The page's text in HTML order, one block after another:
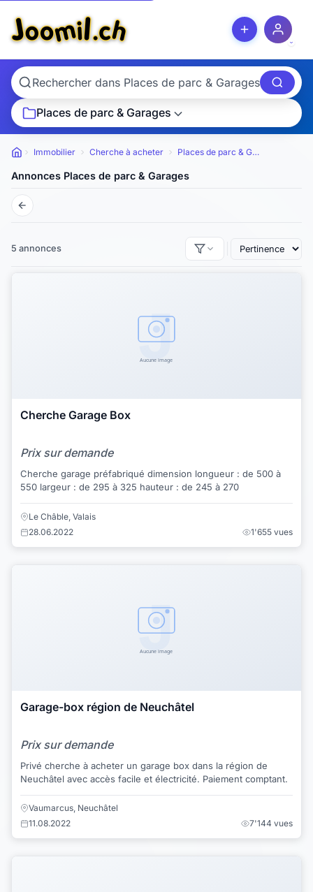
Places de parc & Garages
Petites annonces
Immobilier Cherche à acheter Places de parc & Garages
Annonces Places de parc & Garages
5 annonces
Cherche Garage Box
Prix sur demande
Cherche garage préfabriqué dimension longueur : de 500 à
550 largeur : de 295 à 325 hauteur : de 245 à 270
Le Châble, Valais
28.06.2022
1'655 vues
Garage-box région de Neuchâtel
Prix sur demande
Privé cherche à acheter un garage box dans la région de
Neuchâtel avec accès facile et électricité. Paiement comptant.
Vaumarcus, Neuchâtel
11.08.2022
7'144 vues